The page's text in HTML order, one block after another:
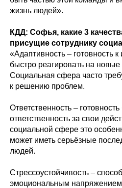
жизнь людей».
КДД: Софья, какие 3
присущие сотруднику
«Адаптивность – готовность
быстро реагировать на новые
Социальная сфера часто
к решению проблем.
Ответственность –
ответственность за свои
социальной сфере это
может иметь серьёзные
людей.
Стрессоустойчивость –
эмоциональным напряжением